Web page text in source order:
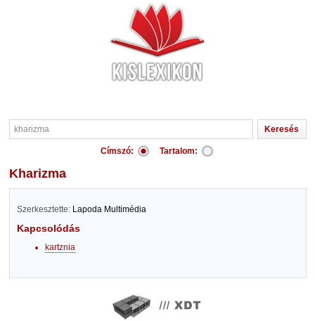
Címszó: Tartalom:
kharizma
Szerkesztette: Lapoda Multimédia
Kapcsolódás
kartznia